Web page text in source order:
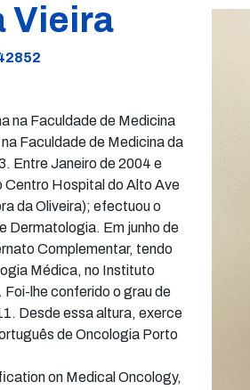
Vieira
na Faculdade de Medicina
Faculdade de Medicina da
Entre Janeiro de 2004 e
Centro Hospital do Alto Ave
da Oliveira); efectuou o
Dermatologia. Em junho de
Complementar, tendo
Médica, no Instituto
lhe conferido o grau de
Desde essa altura, exerce
de Oncologia Porto
on Medical Oncology,